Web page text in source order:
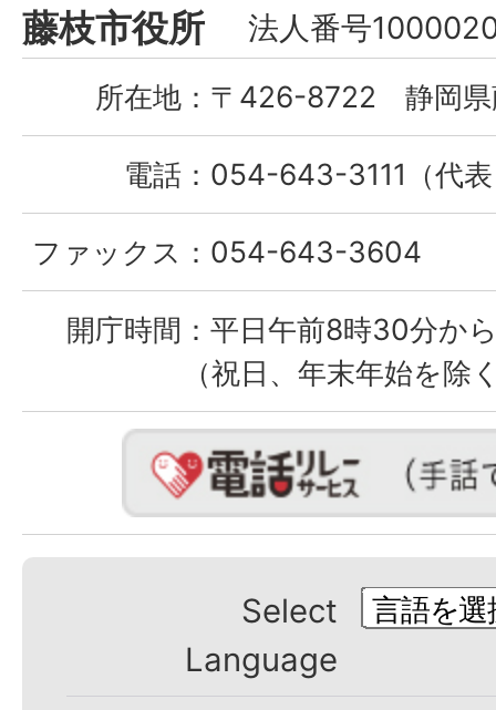
Fujieda
City
藤枝市役所 法人番号
所在地： 〒426-8722 静岡県
電話： 054-643-3111（代
ファックス： 054-643-3604
開庁時間： 平日午前8時30分か
（祝日、年末年始を除
Select
Language